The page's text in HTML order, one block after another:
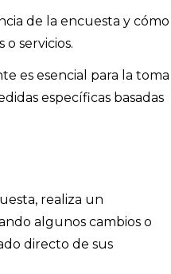
de la encuesta y cómo
servicios.
es esencial para la toma
específicas basadas
realiza un
algunos cambios o
directo de sus